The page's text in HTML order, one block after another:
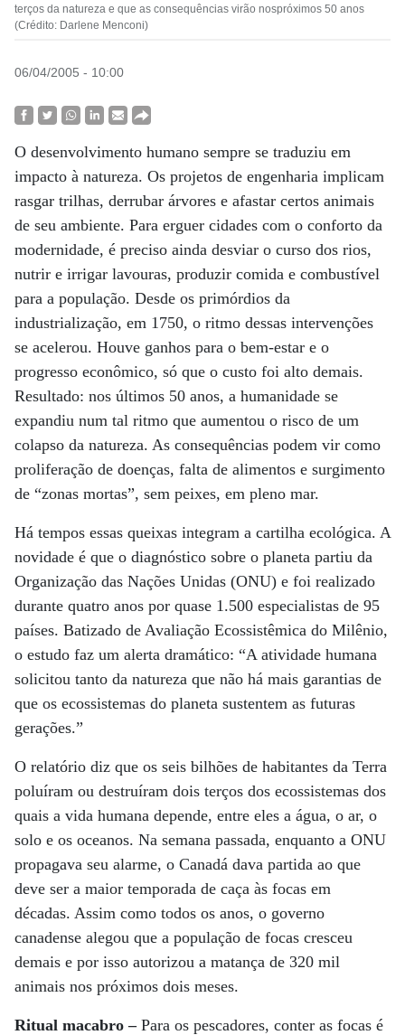
terços da natureza e que as consequências virão nospróximos 50 anos
(Crédito: Darlene Menconi)
06/04/2005 - 10:00
O desenvolvimento humano sempre se traduziu em
impacto à natureza. Os projetos de engenharia implicam
rasgar trilhas, derrubar árvores e afastar certos animais
de seu ambiente. Para erguer cidades com o conforto da
modernidade, é preciso ainda desviar o curso dos rios,
nutrir e irrigar lavouras, produzir comida e combustível
para a população. Desde os primórdios da
industrialização, em 1750, o ritmo dessas intervenções
se acelerou. Houve ganhos para o bem-estar e o
progresso econômico, só que o custo foi alto demais.
Resultado: nos últimos 50 anos, a humanidade se
expandiu num tal ritmo que aumentou o risco de um
colapso da natureza. As consequências podem vir como
proliferação de doenças, falta de alimentos e surgimento
de “zonas mortas”, sem peixes, em pleno mar.
Há tempos essas queixas integram a cartilha ecológica. A
novidade é que o diagnóstico sobre o planeta partiu da
Organização das Nações Unidas (ONU) e foi realizado
durante quatro anos por quase 1.500 especialistas de 95
países. Batizado de Avaliação Ecossistêmica do Milênio,
o estudo faz um alerta dramático: “A atividade humana
solicitou tanto da natureza que não há mais garantias de
que os ecossistemas do planeta sustentem as futuras
gerações.”
O relatório diz que os seis bilhões de habitantes da Terra
poluíram ou destruíram dois terços dos ecossistemas dos
quais a vida humana depende, entre eles a água, o ar, o
solo e os oceanos. Na semana passada, enquanto a ONU
propagava seu alarme, o Canadá dava partida ao que
deve ser a maior temporada de caça às focas em
décadas. Assim como todos os anos, o governo
canadense alegou que a população de focas cresceu
demais e por isso autorizou a matança de 320 mil
animais nos próximos dois meses.
Ritual macabro – Para os pescadores, conter as focas é